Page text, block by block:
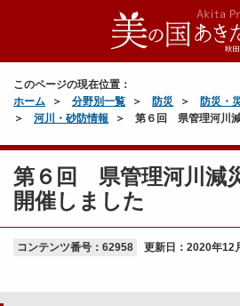
このページの現在位置：
ホーム
分野別一覧 防災
防災・
河川・砂防情報
第６回 県管理河川
第６回 県管理河川減
開催しました
コンテンツ番号：62958 更新日： 2020年12